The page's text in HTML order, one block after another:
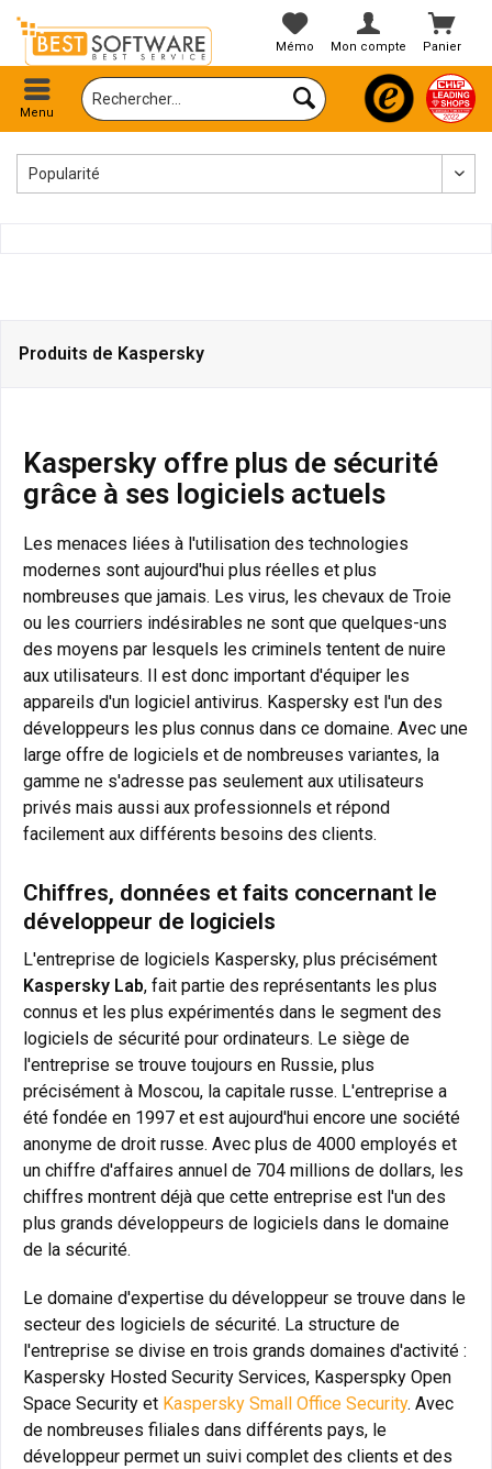
Panier
Mémo Mon compte
Menu
Produits de Kaspersky
Kaspersky offre plus de sécurité
grâce à ses logiciels actuels
Les menaces liées à l'utilisation des technologies
modernes sont aujourd'hui plus réelles et plus
nombreuses que jamais. Les virus, les chevaux de Troie
ou les courriers indésirables ne sont que quelques-uns
des moyens par lesquels les criminels tentent de nuire
aux utilisateurs. Il est donc important d'équiper les
appareils d'un logiciel antivirus. Kaspersky est l'un des
développeurs les plus connus dans ce domaine. Avec une
large offre de logiciels et de nombreuses variantes, la
gamme ne s'adresse pas seulement aux utilisateurs
privés mais aussi aux professionnels et répond
facilement aux différents besoins des clients.
Chiffres, données et faits concernant le
développeur de logiciels
L'entreprise de logiciels Kaspersky, plus précisément
Kaspersky Lab, fait partie des représentants les plus
connus et les plus expérimentés dans le segment des
logiciels de sécurité pour ordinateurs. Le siège de
l'entreprise se trouve toujours en Russie, plus
précisément à Moscou, la capitale russe. L'entreprise a
été fondée en 1997 et est aujourd'hui encore une société
anonyme de droit russe. Avec plus de 4000 employés et
un chiffre d'affaires annuel de 704 millions de dollars, les
chiffres montrent déjà que cette entreprise est l'un des
plus grands développeurs de logiciels dans le domaine
de la sécurité.
Le domaine d'expertise du développeur se trouve dans le
secteur des logiciels de sécurité. La structure de
l'entreprise se divise en trois grands domaines d'activité :
Kaspersky Hosted Security Services, Kasperspky Open
Space Security et Kaspersky Small Office Security. Avec
de nombreuses filiales dans différents pays, le
développeur permet un suivi complet des clients et des